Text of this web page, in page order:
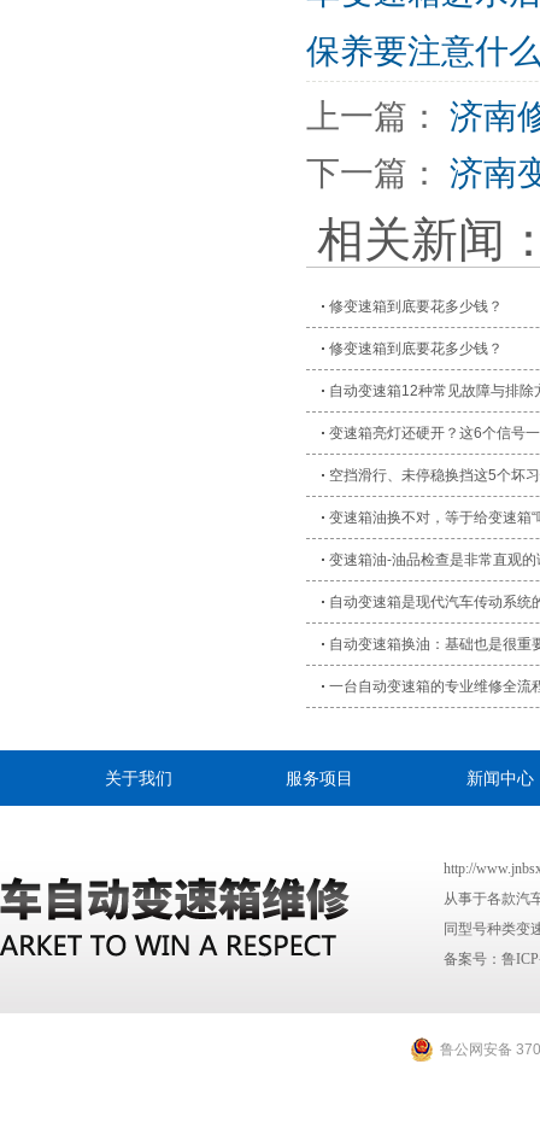
保养要注意什
上一篇： 济南
下一篇： 济南
相关新闻
修变速箱到底要花多少钱？
修变速箱到底要花多少钱？
自动变速箱12种常见故障与排除
变速箱亮灯还硬开？这6个信号
空挡滑行、未停稳换挡这5个坏
变速箱油换不对，等于给变速箱“
变速箱油-油品检查是非常直观的
自动变速箱是现代汽车传动系统
自动变速箱换油：基础也是很重
一台自动变速箱的专业维修全流
关于我们 服务项目 新闻中心
http://
从事于各款汽
同型号种类变
备案号： 鲁
鲁公网安备